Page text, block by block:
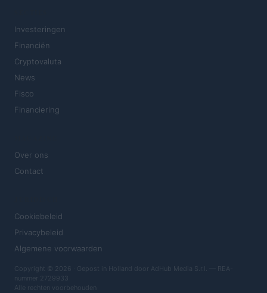
Investeringen
Financiën
Cryptovaluta
News
Fisco
Financiering
Over ons
Contact
Cookiebeleid
Privacybeleid
Algemene voorwaarden
Copyright © 2026 · Gepost in Holland door AdHub Media S.r.l. — REA-
nummer 2729933
Alle rechten voorbehouden